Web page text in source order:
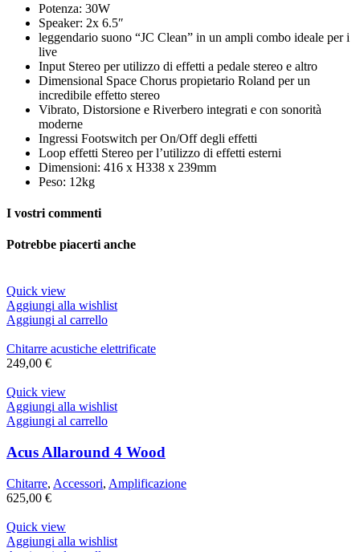
Potenza: 30W
Speaker: 2x 6.5″
leggendario suono “JC Clean” in un ampli combo ideale per i
live
Input Stereo per utilizzo di effetti a pedale stereo e altro
Dimensional Space Chorus propietario Roland per un
incredibile effetto stereo
Vibrato, Distorsione e Riverbero integrati e con sonorità
moderne
Ingressi Footswitch per On/Off degli effetti
Loop effetti Stereo per l’utilizzo di effetti esterni
Dimensioni: 416 x H338 x 239mm
Peso: 12kg
I vostri commenti
Potrebbe piacerti anche
Quick view
Aggiungi alla wishlist
Aggiungi al carrello
Chitarre acustiche elettrificate
249,00 €
Quick view
Aggiungi alla wishlist
Aggiungi al carrello
Acus Allaround 4 Wood
Chitarre, Accessori, Amplificazione
625,00 €
Quick view
Aggiungi alla wishlist